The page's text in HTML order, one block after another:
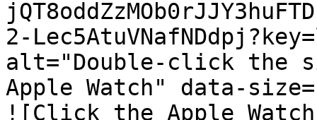
2-
alt="Double-click the
Apple Watch" data-
![Click the Apple